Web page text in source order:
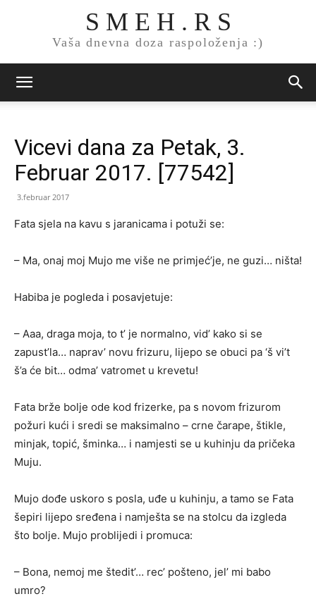
S M E H . R S
Vaša dnevna doza raspoloženja :)
Vicevi dana za Petak, 3.
Februar 2017. [77542]
3.februar 2017
Fata sjela na kavu s jaranicama i potuži se:
– Ma, onaj moj Mujo me više ne primjeć’je, ne guzi… ništa!
Habiba je pogleda i posavjetuje:
– Aaa, draga moja, to t’ je normalno, vid’ kako si se
zapust’la… naprav’ novu frizuru, lijepo se obuci pa ‘š vi’t
š’a će bit… odma’ vatromet u krevetu!
Fata brže bolje ode kod frizerke, pa s novom frizurom
požuri kući i sredi se maksimalno – crne čarape, štikle,
minjak, topić, šminka… i namjesti se u kuhinju da pričeka
Muju.
Mujo dođe uskoro s posla, uđe u kuhinju, a tamo se Fata
šepiri lijepo sređena i namješta se na stolcu da izgleda
što bolje. Mujo problijedi i promuca:
– Bona, nemoj me štedit’… rec’ pošteno, jel’ mi babo
umro?